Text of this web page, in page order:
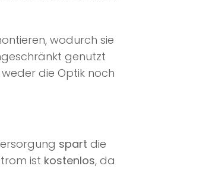
wodurch sie
genutzt
die Optik noch
spart die
ist kostenlos, da